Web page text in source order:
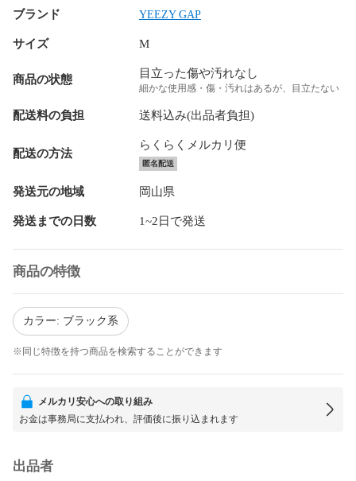
ブランド YEEZY GAP
サイズ M
商品の状態 目立った傷や汚れなし
細かな使用感・傷・汚れはあるが、目立たない
配送料の負担 送料込み(出品者負担)
配送の方法
らくらくメルカリ便
匿名配送
発送元の地域 岡山県
発送までの日数 1~2日で発送
商品の特徴
カラー: ブラック系
※同じ特徴を持つ商品を検索することができます
メルカリ安心への取り組み
お金は事務局に支払われ、評価後に振り込まれます
出品者